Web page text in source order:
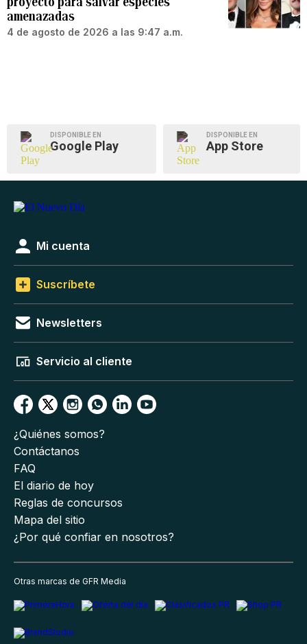
amenazadas
4 de agosto de 2026 a las 9:47 a.m.
DISPONIBLE EN
Google Play
DISPONIBLE EN
App Store
Mi cuenta
Suscríbete
Newsletters
Servicio al cliente
¿Quiénes somos?
Contáctanos
FAQ
El diario de hoy
Reglas de concursos
Mapa del sitio
¿Por qué confiar en nosotros?
Otras marcas de GFR Media